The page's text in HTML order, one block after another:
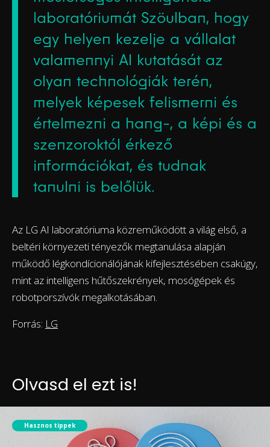
laboratóriumát Szöulban, hogy
egy helyen kezelje a vállalat
valamennyi AI kutatását az
olyan technológiák terén,
melyek képesek felismerni és
értelmezni a hang-, a képi és a
szenzoroktól érkező
információkat, és tudnak
tanulni is belőlük.
Az LG AI laboratóriuma közreműködött a világ első, a
beltéri környezeti tényezők megtanulása alapján
működő légkondícionálójának kifejlesztésében csakúgy,
mint az intelligens hűtőszekrények, mosógépek és
robotporszívók megalkotásában.
Forrás: LG
Olvasd el ezt is!
Hasznos tippek